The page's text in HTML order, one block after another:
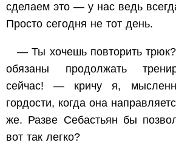
сделаем это — у нас ведь
Просто сегодня не тот день.
— Ты хочешь повторить
обязаны продолжать
сейчас! — кричу я,
гордости, когда она
же. Разве Себастьян бы
вот так легко?